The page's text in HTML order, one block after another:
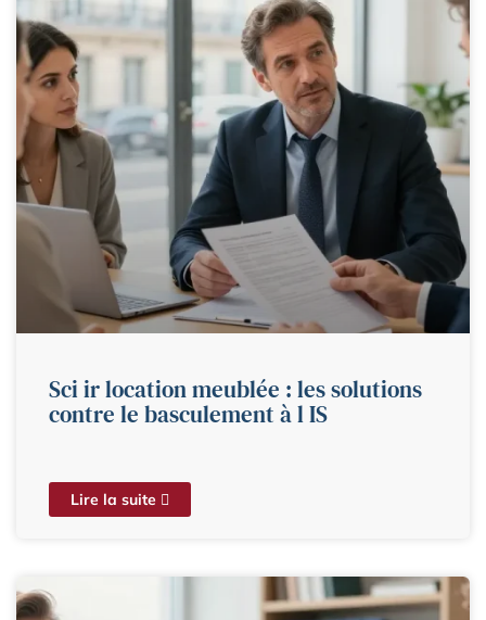
Sci ir location meublée : les solutions
contre le basculement à l IS
Lire la suite